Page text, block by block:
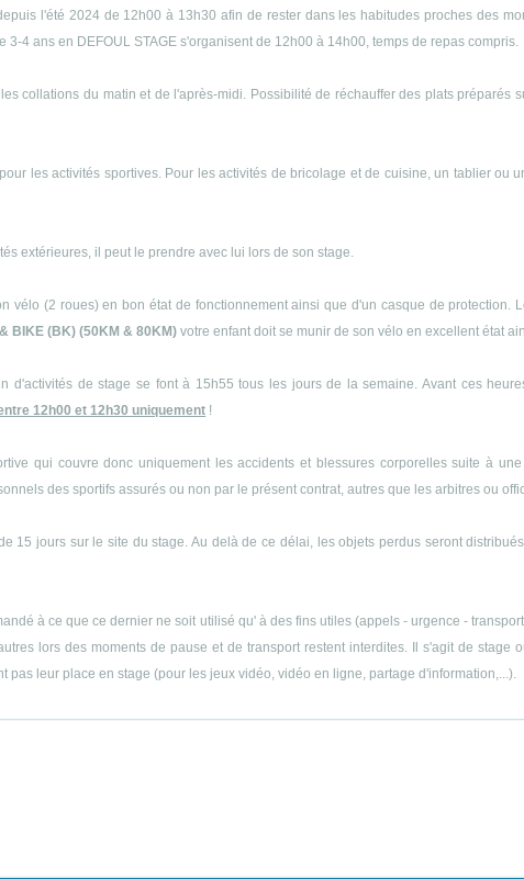
l'été 2024 de 12h00 à 13h30 afin de rester dans les habitudes proches des
4 ans en DEFOUL STAGE s'organisent de 12h00 à 14h00, temps de repas compris.
collations du matin et de l'après-midi. Possibilité de réchauffer des plats préparés
les activités sportives. Pour les activités de bricolage et de cuisine, un tablier ou
extérieures, il peut le prendre avec lui lors de son stage.
vélo (2 roues) en bon état de fonctionnement ainsi que d'un casque de protection.
BIKE (BK) (50KM & 80KM)votre enfant doit se munir de son vélo en excellent état
d'activités de stage se font à 15h55 tous les jours de la semaine. Avant ces
12h00 et 12h30 uniquement !
qui couvre donc uniquement les accidents et blessures corporelles suite à
des sportifs assurés ou non par le présent contrat, autres que les arbitres ou
15 jours sur le site du stage. Au delà de ce délai, les objets perdus seront
à ce que ce dernier ne soit utilisé qu' à des fins utiles (appels - urgence -
lors des moments de pause et de transport restent interdites. Il s'agit de stage
leur place en stage (pour les jeux vidéo, vidéo en ligne, partage d'information,...).